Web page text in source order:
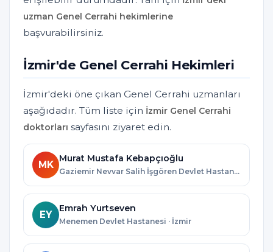
uzman Genel Cerrahi hekimlerine
başvurabilirsiniz.
İzmir'de Genel Cerrahi Hekimleri
İzmir'deki öne çıkan Genel Cerrahi uzmanları
aşağıdadır. Tüm liste için İzmir Genel Cerrahi
doktorları sayfasını ziyaret edin.
MK
Murat Mustafa Kebapçıoğlu
Gaziemir Nevvar Salih İşgören Devlet Hastanesi · İzmir
EY
Emrah Yurtseven
Menemen Devlet Hastanesi · İzmir